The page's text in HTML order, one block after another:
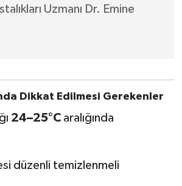
Uzmanı Dr. Emine
Dikkat Edilmesi Gerekenler
24–25°Caralığında
düzenli temizlenmeli